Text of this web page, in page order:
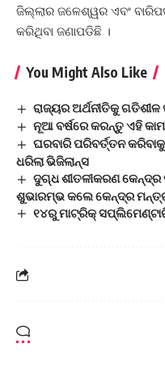
ଜିଲ୍ଲାର ଜଳେଶ୍ୱର ଏବଂ
କରିଥିବା ଜଣାପଡିଛି ।
You Might Also Like
ରାଜ୍ୟର ଅର୍ଥନୀତିକୁ
ନୂଆ ବର୍ଷରେ କରନ୍ତୁ ଏହି
ଘରବାରି ପରିବର୍ତ୍ତନ
ଧରିଲା ଭିଜିଲାନ୍ସ
ଦୁଗ୍ଧ ଶୀତଳୀକରଣ
ଶୁଭାରମ୍ଭ କଲେ କେନ୍ଦ୍ର
୧୪ରୁ ମାଟ୍ରିକ୍‌